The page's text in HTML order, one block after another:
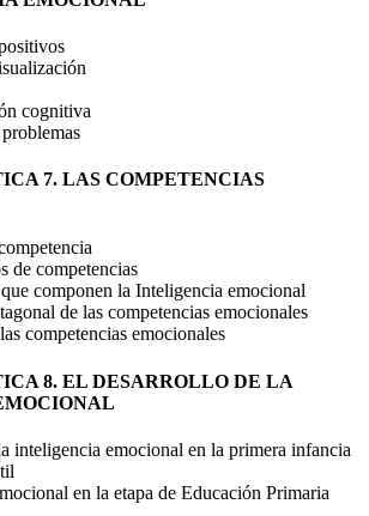
cognitiva
7. LAS COMPETENCIAS
de competencias
componen la Inteligencia emocional
de las competencias emocionales
competencias emocionales
8. EL DESARROLLO DE LA
inteligencia emocional en la primera infancia
en la etapa de Educación Primaria